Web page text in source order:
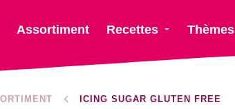
Assortiment Recettes Thèmes
ICING SUGAR GLUTEN FREE